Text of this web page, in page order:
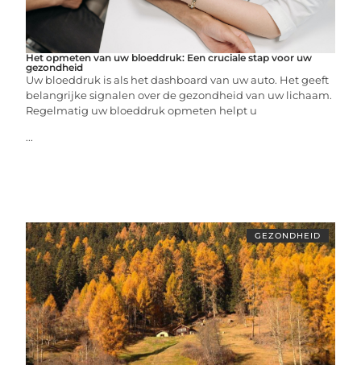
Het opmeten van uw bloeddruk: Een cruciale stap voor uw
gezondheid
Uw bloeddruk is als het dashboard van uw auto. Het geeft
belangrijke signalen over de gezondheid van uw lichaam.
Regelmatig uw bloeddruk opmeten helpt u
...
GEZONDHEID